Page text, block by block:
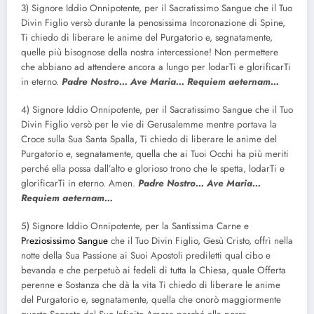
3) Signore Iddio Onnipotente, per il Sacratissimo Sangue che il Tuo
Divin Figlio versò durante la penosissima Incoronazione di Spine,
Ti chiedo di liberare le anime del Purgatorio e, segnatamente,
quelle più bisognose della nostra intercessione! Non permettere
che abbiano ad attendere ancora a lungo per lodarTi e glorificarTi
in eterno. Padre Nostro… Ave Maria… Requiem aeternam…
4) Signore Iddio Onnipotente, per il Sacratissimo Sangue che il Tuo
Divin Figlio versò per le vie di Gerusalemme mentre portava la
Croce sulla Sua Santa Spalla, Ti chiedo di liberare le anime del
Purgatorio e, segnatamente, quella che ai Tuoi Occhi ha più meriti
perché ella possa dall’alto e glorioso trono che le spetta, lodarTi e
glorificarTi in eterno. Amen. Padre Nostro… Ave Maria…
Requiem aeternam…
5) Signore Iddio Onnipotente, per la Santissima Carne e
Preziosissimo Sangue che il Tuo Divin Figlio, Gesù Cristo, offrì nella
notte della Sua Passione ai Suoi Apostoli prediletti qual cibo e
bevanda e che perpetuò ai fedeli di tutta la Chiesa, quale Offerta
perenne e Sostanza che dà la vita Ti chiedo di liberare le anime
del Purgatorio e, segnatamente, quella che onorò maggiormente